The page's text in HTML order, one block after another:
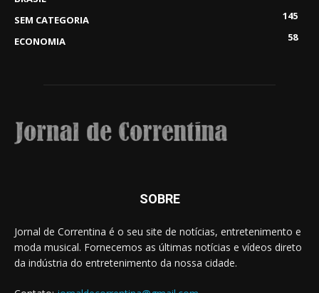
SEM CATEGORIA
145
ECONOMIA
58
SOBRE
Jornal de Correntina é o seu site de notícias, entretenimento e
moda musical. Fornecemos as últimas notícias e vídeos direto
da indústria do entretenimento da nossa cidade.